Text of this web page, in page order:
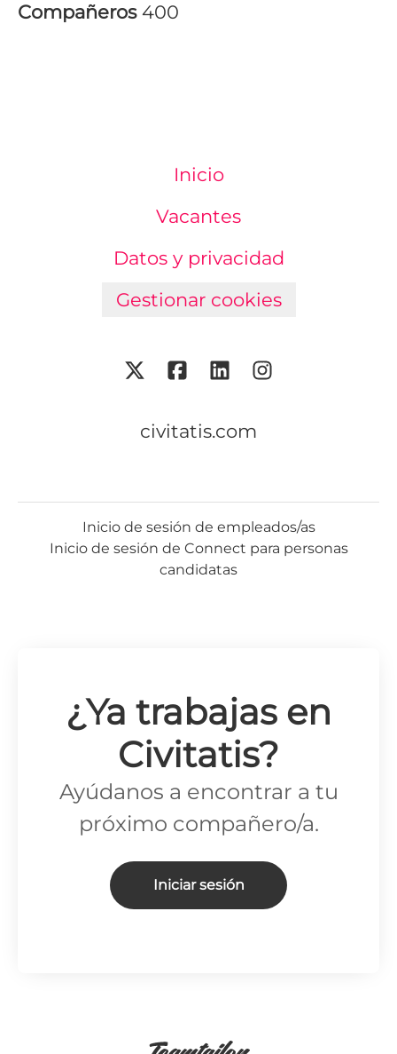
Compañeros 400
Inicio
Vacantes
Datos y privacidad
Gestionar cookies
civitatis.com
Inicio de sesión de empleados/as
Inicio de sesión de Connect para personas
candidatas
¿Ya trabajas en
Civitatis?
Ayúdanos a encontrar a tu
próximo compañero/a.
Iniciar sesión